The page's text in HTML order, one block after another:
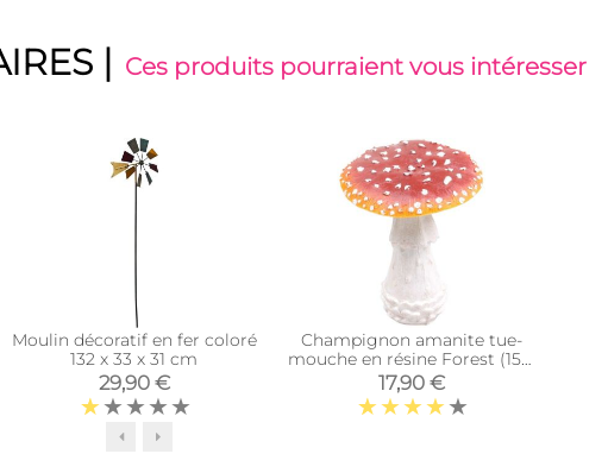
| Ces produits pourraient vous intéresser
Moulin décoratif en fer coloré
132 x 33 x 31 cm
29,90 €
Champignon amanite tue-
mouche en résine Forest (15 x
15 x 18 cm)
17,90 €